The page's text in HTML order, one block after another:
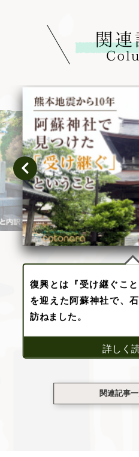
復興とは『受け継ぐこ
を迎えた阿蘇神社で、
訪ねました。
詳しく
関連記事